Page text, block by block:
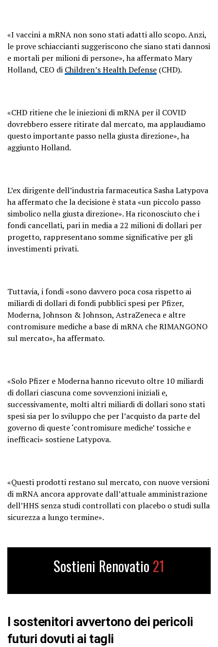
«I vaccini a mRNA non sono stati adatti allo scopo. Anzi,
le prove schiaccianti suggeriscono che siano stati dannosi
e mortali per milioni di persone», ha affermato Mary
Holland, CEO di Children’s Health Defense (CHD).
«CHD ritiene che le iniezioni di mRNA per il COVID
dovrebbero essere ritirate dal mercato, ma applaudiamo
questo importante passo nella giusta direzione», ha
aggiunto Holland.
L’ex dirigente dell’industria farmaceutica Sasha Latypova
ha affermato che la decisione è stata «un piccolo passo
simbolico nella giusta direzione». Ha riconosciuto che i
fondi cancellati, pari in media a 22 milioni di dollari per
progetto, rappresentano somme significative per gli
investimenti privati.
Tuttavia, i fondi «sono davvero poca cosa rispetto ai
miliardi di dollari di fondi pubblici spesi per Pfizer,
Moderna, Johnson & Johnson, AstraZeneca e altre
contromisure mediche a base di mRNA che RIMANGONO
sul mercato», ha affermato.
«Solo Pfizer e Moderna hanno ricevuto oltre 10 miliardi
di dollari ciascuna come sovvenzioni iniziali e,
successivamente, molti altri miliardi di dollari sono stati
spesi sia per lo sviluppo che per l’acquisto da parte del
governo di queste ‘contromisure mediche’ tossiche e
inefficaci» sostiene Latypova.
«Questi prodotti restano sul mercato, con nuove versioni
di mRNA ancora approvate dall’attuale amministrazione
dell’HHS senza studi controllati con placebo o studi sulla
sicurezza a lungo termine».
Sostieni Renovatio 21
I sostenitori avvertono dei pericoli
futuri dovuti ai tagli